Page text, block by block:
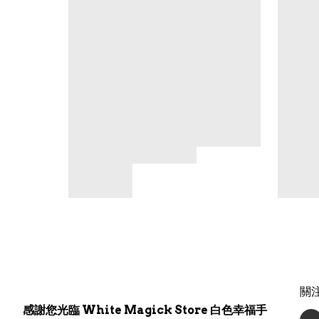
感謝您光臨 White Magick Store 白色幸福手
關